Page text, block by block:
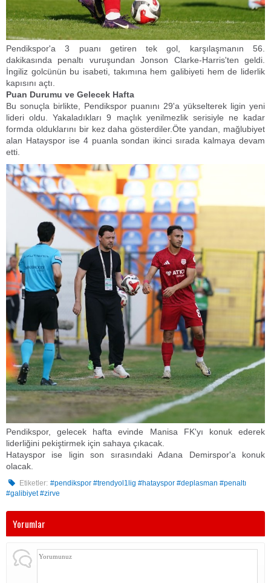
​Pendikspor'a 3 puanı getiren tek gol, karşılaşmanın 56.
dakikasında penaltı vuruşundan Jonson Clarke-Harris'ten geldi.
İngiliz golcünün bu isabeti, takımına hem galibiyeti hem de liderlik
kapısını açtı.
​Puan Durumu ve Gelecek Hafta
​Bu sonuçla birlikte, Pendikspor puanını 29'a yükselterek ligin yeni
lideri oldu. Yakaladıkları 9 maçlık yenilmezlik serisiyle ne kadar
formda olduklarını bir kez daha gösterdiler.​Öte yandan, mağlubiyet
alan Hatayspor ise 4 puanla sondan ikinci sırada kalmaya devam
etti.
​Pendikspor, gelecek hafta evinde Manisa FK'yı konuk ederek
liderliğini pekiştirmek için sahaya çıkacak.
​Hatayspor ise ligin son sırasındaki Adana Demirspor'a konuk
olacak.
Etiketler: #pendikspor #trendyol1lig #hatayspor #deplasman #penaltı
#galibiyet #zirve
Yorumlar